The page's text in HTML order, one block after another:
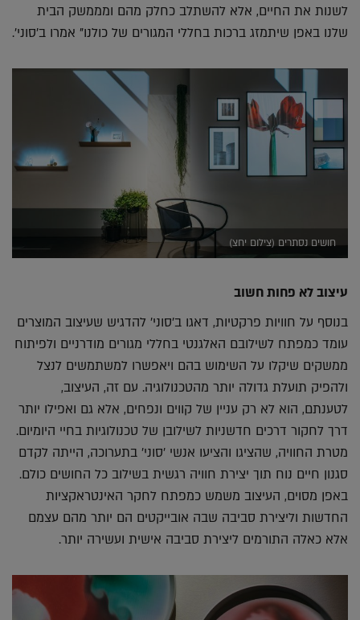
לשנות את החיים, אלא להשתלב כחלק מהם ומממשק הבית
שלנו באפן שיתמזג ברכות בחללי המגורים של כולנו" אמרו ב'סוני'.
חושים נסתרים (צילום יחצ)
עיצוב לא פחות חשוב
בנוסף על חוויות פרקטיות, דאגו ב'סוני' להדגיש שעיצוב המוצרים
עומד כמפתח לשילובם האלגנטי בחללי מגורים מודרניים ולפיתוח
ממשקים שיקלו על השימוש בהם ויאפשרו למשתמשים לנצל
ולהפיק תועלת גדולה יותר מהטכנולוגיה. עם זה, העיצוב,
לטענתם, הוא לא רק עניין של קווים ונפחים, אלא גם ואפילו יותר
דרך לחקור דרכים חדשניות לשילובן של טכנולוגיות בחיי היומיום.
מטרת החוויה, שהציגו והציעו אנשי 'סוני' בתערוכה, הייתה לקדם
סגנון חיים נוח תוך יצירת חוויה רגשית בשילוב כל החושים כולם.
באפן מסוים, העיצוב משמש כמפתח לחקר האינטראקציות
החדשות וליצירת סביבה שבה אובייקטים הם יותר מהם עצמם
אלא כאלה התורמים ליצירת סביבה אישית ועשירה יותר.